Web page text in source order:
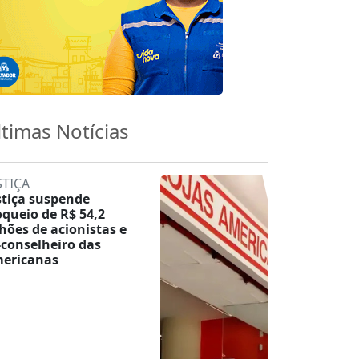
Notícias
suspende
de R$ 54,2
de acionistas e
das